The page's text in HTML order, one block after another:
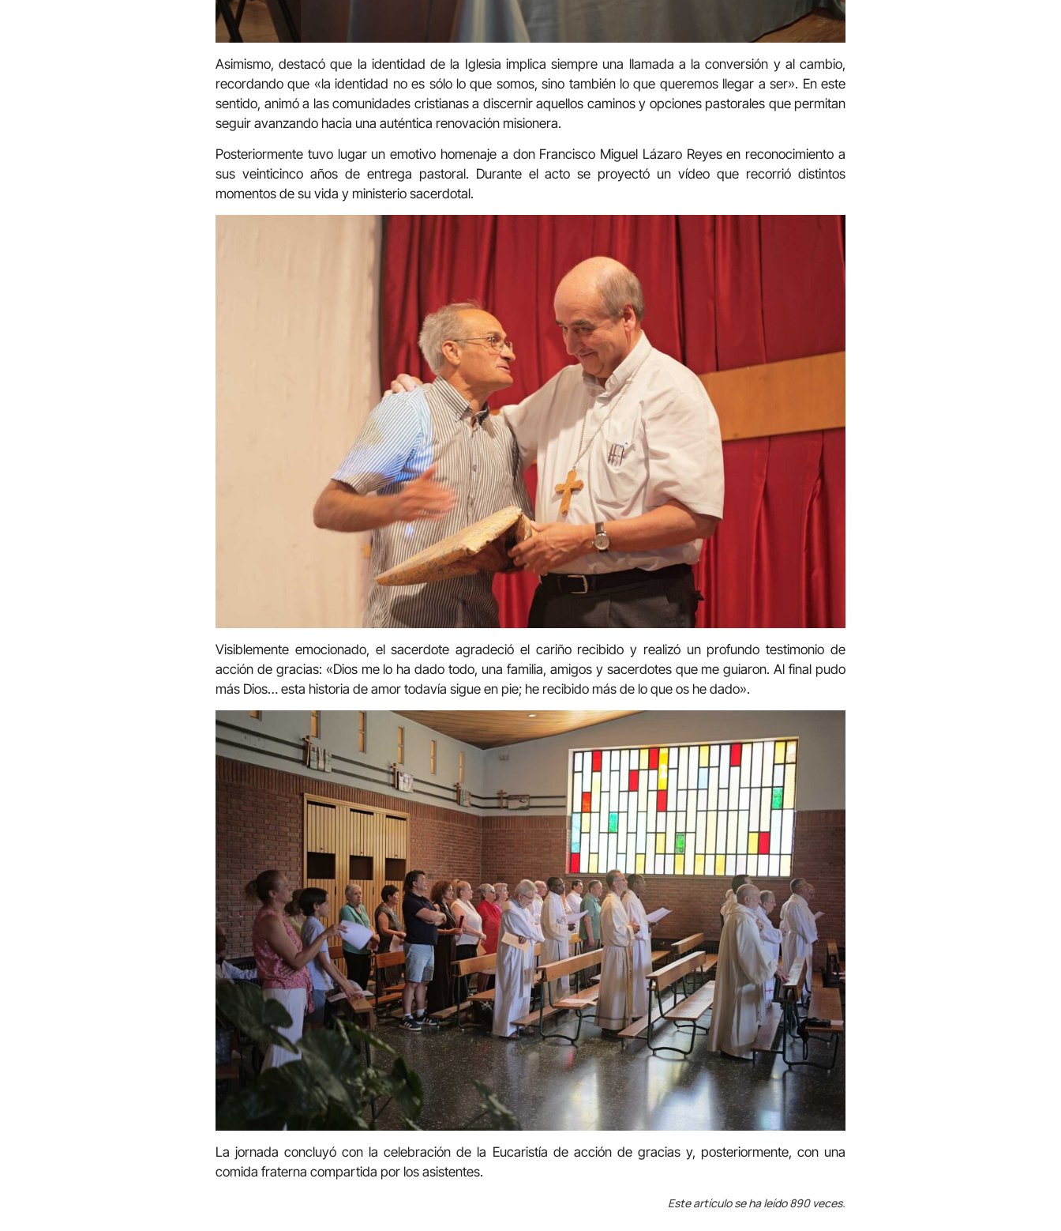
Asimismo, destacó que la identidad de la Iglesia implica siempre una llamada a la conversión y al cambio,
recordando que «la identidad no es sólo lo que somos, sino también lo que queremos llegar a ser». En este
sentido, animó a las comunidades cristianas a discernir aquellos caminos y opciones pastorales que permitan
seguir avanzando hacia una auténtica renovación misionera.
Posteriormente tuvo lugar un emotivo homenaje a don Francisco Miguel Lázaro Reyes en reconocimiento a
sus veinticinco años de entrega pastoral. Durante el acto se proyectó un vídeo que recorrió distintos
momentos de su vida y ministerio sacerdotal.
Visiblemente emocionado, el sacerdote agradeció el cariño recibido y realizó un profundo testimonio de
acción de gracias: «Dios me lo ha dado todo, una familia, amigos y sacerdotes que me guiaron. Al final pudo
más Dios… esta historia de amor todavía sigue en pie; he recibido más de lo que os he dado».
La jornada concluyó con la celebración de la Eucaristía de acción de gracias y, posteriormente, con una
comida fraterna compartida por los asistentes.
Este artículo se ha leído 890 veces.